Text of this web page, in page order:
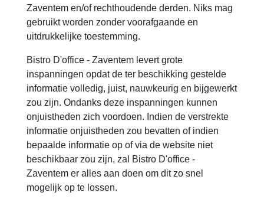
Zaventem en/of rechthoudende derden. Niks mag
gebruikt worden zonder voorafgaande en
uitdrukkelijke toestemming.
Bistro D'office - Zaventem levert grote
inspanningen opdat de ter beschikking gestelde
informatie volledig, juist, nauwkeurig en bijgewerkt
zou zijn. Ondanks deze inspanningen kunnen
onjuistheden zich voordoen. Indien de verstrekte
informatie onjuistheden zou bevatten of indien
bepaalde informatie op of via de website niet
beschikbaar zou zijn, zal Bistro D'office -
Zaventem er alles aan doen om dit zo snel
mogelijk op te lossen.